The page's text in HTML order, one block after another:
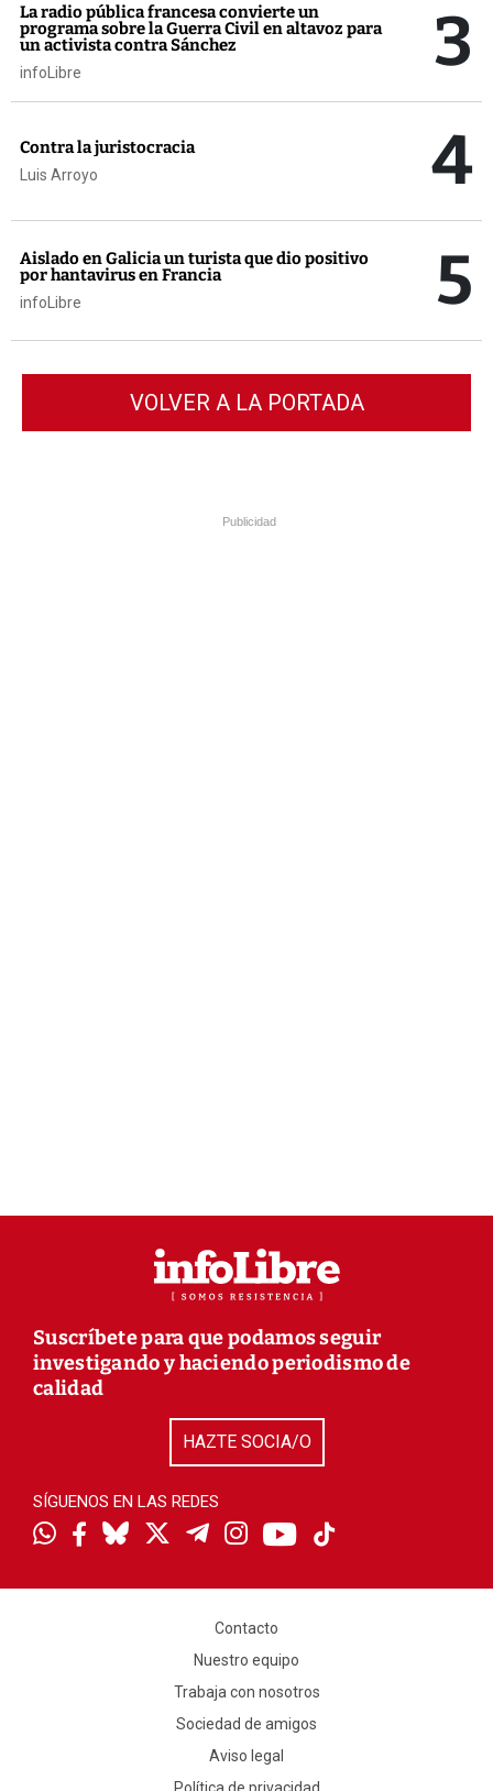
La radio pública francesa convierte un
programa sobre la Guerra Civil en altavoz para
un activista contra Sánchez
infoLibre 3
Contra la juristocracia
Luis Arroyo 4
Aislado en Galicia un turista que dio positivo
por hantavirus en Francia
infoLibre 5
VOLVER A LA PORTADA
Publicidad
Suscríbete para que podamos seguir
investigando y haciendo periodismo de
calidad
HAZTE SOCIA/O
SÍGUENOS EN LAS REDES
Contacto
Nuestro equipo
Trabaja con nosotros
Sociedad de amigos
Aviso legal